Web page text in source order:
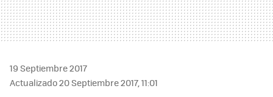
19 Septiembre 2017
Actualizado 20 Septiembre 2017, 11:01